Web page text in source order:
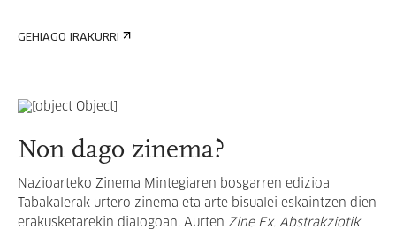
GEHIAGO IRAKURRI
Non dago zinema?
Nazioarteko Zinema Mintegiaren bosgarren edizioa
Tabakalerak urtero zinema eta arte bisualei eskaintzen dien
erakusketarekin dialogoan. Aurten Zine Ex. Abstrakziotik